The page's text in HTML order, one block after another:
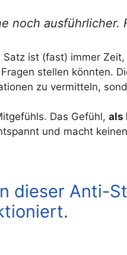
noch
Satz ist (fast) immer
stellen könnten.
zu vermitteln,
Das Gefühl, als
und macht
dieser Anti-